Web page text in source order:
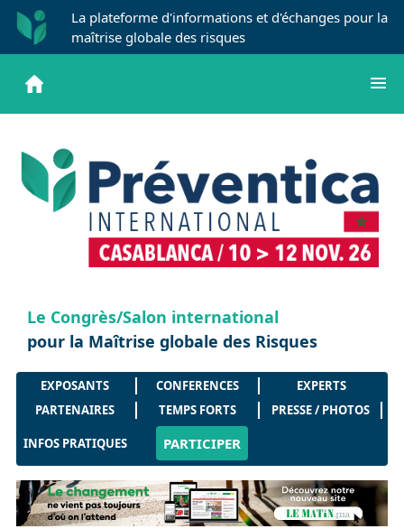
La plateforme d'informations et d'échanges pour la
maîtrise globale des risques
Le Congrès/Salon international
pour la Maîtrise globale des Risques
EXPOSANTS CONFERENCES
EXPERTS
PARTENAIRES
TEMPS FORTS PRESSE / PHOTOS
INFOS PRATIQUES PARTICIPER